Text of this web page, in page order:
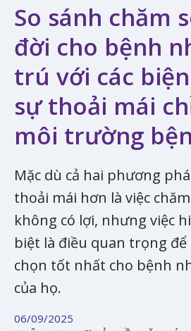
So sánh chăm
đời cho bệnh
trú với các
sự thoải mái
môi trường
Mặc dù cả hai phương
thoải mái hơn là việc
không có lợi, nhưng việc
biệt là điều quan trọng
chọn tốt nhất cho bệnh
của họ.
06/09/2025